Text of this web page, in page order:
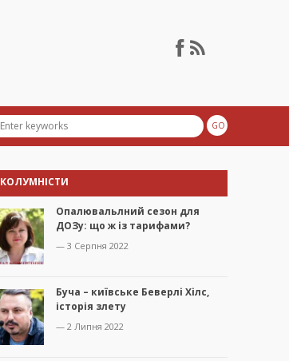
КОЛУМНІСТИ
Опалювальлний сезон для
ДОЗу: що ж із тарифами?
— 3 Серпня 2022
Буча – київське Беверлі Хілс,
історія злету
— 2 Липня 2022